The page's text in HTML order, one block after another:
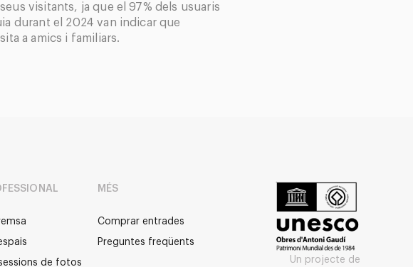
visitants, ja que el 97% dels usuaris
durant el 2024 van indicar que
a amics i familiars.
de fotos
MÉS
Comprar entrades
Preguntes freqüents
Un projecte de